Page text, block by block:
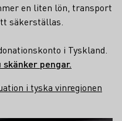
en liten lön, transport
säkerställas.
i Tyskland.
pengar.
i tyska vinregionen